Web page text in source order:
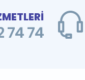
74 74